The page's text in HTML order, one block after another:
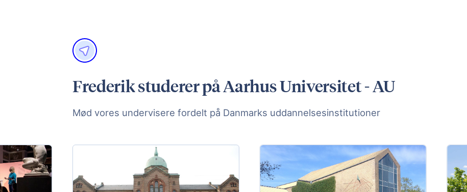
Frederik studerer på Aarhus Universitet - AU
Mød vores undervisere fordelt på Danmarks uddannelsesinstitutioner